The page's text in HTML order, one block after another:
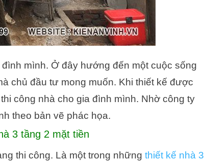
mình. Ở đây hướng đến một cuộc sống
chủ đầu tư mong muốn. Khi thiết kế được
công nhà cho gia đình mình. Nhờ công ty
theo bản vẽ phác họa.
3 tầng 2 mặt tiền
thi công. Là một trong nhữngthiết kế nhà 3